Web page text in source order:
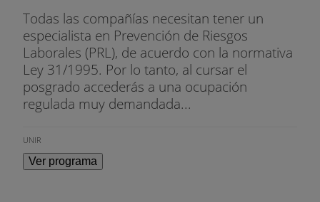
galerías. Maquinaria de movimiento de tierras.
Maquinaria de obra pública. Obras subterráneas.
Túneles. Otras obras.
OTRAS ESPECIALIDADES PREVENTIVAS
Higiene industrial. Ergonomía. Psicosociología.
Todas las compañías necesitan tener un
especialista en Prevención de Riesgos
Laborales (PRL), de acuerdo con la normativa
Ley 31/1995. Por lo tanto, al cursar el
posgrado accederás a una ocupación
regulada muy demandada...
UNIR
Ver programa